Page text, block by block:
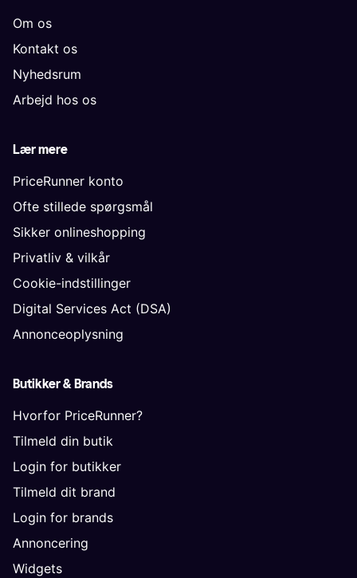
Om os
Kontakt os
Nyhedsrum
Arbejd hos os
Lær mere
PriceRunner konto
Ofte stillede spørgsmål
Sikker onlineshopping
Privatliv & vilkår
Cookie-indstillinger
Digital Services Act (DSA)
Annonceoplysning
Butikker & Brands
Hvorfor PriceRunner?
Tilmeld din butik
Login for butikker
Tilmeld dit brand
Login for brands
Annoncering
Widgets